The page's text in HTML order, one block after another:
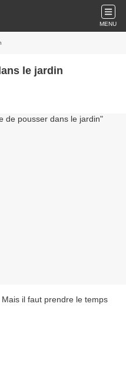
MENU
le jardin
il faut prendre le temps